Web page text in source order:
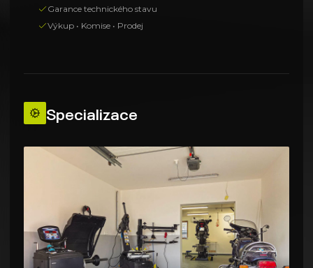
Garance technického stavu
Výkup • Komise • Prodej
Specializace